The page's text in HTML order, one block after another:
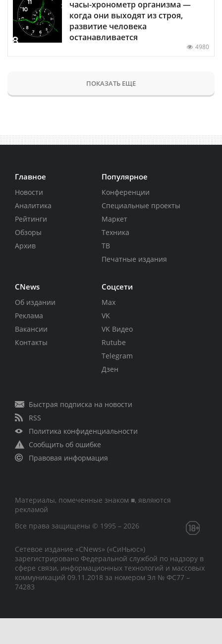
часы-хронометр организма —
когда они выходят из строя,
развитие человека
останавливается
4980
ПОКАЗАТЬ ЕЩЕ
Главное
Новости
Аналитика
Рейтинги
Обзоры
Архив
Популярное
Конференции
Специальные проекты
Маркет
Техника
ТВ
Печатные издания
CNews
Об издании
Реклама
Вакансии
Контакты
Соцсети
Max
VK
VK Видео
Rutube
Telegram
Дзен
Быстрая подписка на новости
RSS
Политика конфиденциальности
Сообщить об ошибке
Правовая информация
Материалы, помеченные знаком ■, являются
рекламой
Все права защищены © 1995 – 2026
Сетевое издание «CNews» («СиНьюс»)
зарегистрировано Федеральной службой по надзору в
сфере связи, информационных технологий и массовых
коммуникаций 09.11.2018 за номером Эл № ФС77 –
74283